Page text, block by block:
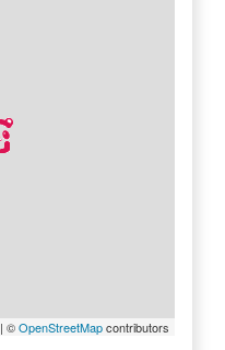
| ©OpenStreetMapcontributors